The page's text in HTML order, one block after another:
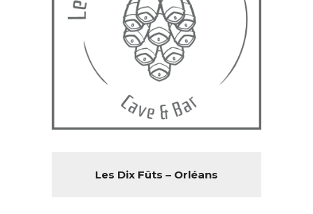
Les Dix Fûts – Orléans